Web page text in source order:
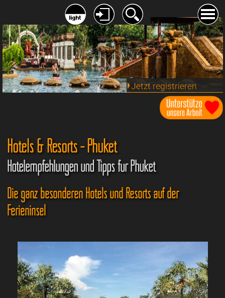
Jetzt registrieren
Hotels & Resorts - Phuket
Hotelempfehlungen und Tipps für Phuket
Die ganz besonderen Hotels und Resorts auf der
Ferieninsel